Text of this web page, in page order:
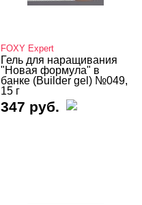
FOXY Expert
Гель для наращивания
"Новая формула" в
банке (Builder gel) №049,
15 г
347 руб.